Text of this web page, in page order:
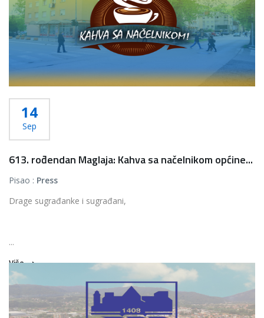
14
Sep
613. rođendan Maglaja: Kahva sa načelnikom općine...
Pisao : Press
Drage sugrađanke i sugrađani,
...
Više...